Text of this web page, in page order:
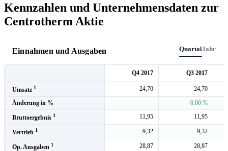
Kennzahlen und Unternehmensdaten zur
Centrotherm Aktie
Einnahmen und Ausgaben QuartalJahr
Q4 2017 Q3 2017
Umsatz 1 24,70
24,70
Änderung in %
0,00 %
Bruttoergebnis 1 11,95 11,95
Vertrieb 1 9,32 9,32
Op. Ausgaben 1 28,87 28,87